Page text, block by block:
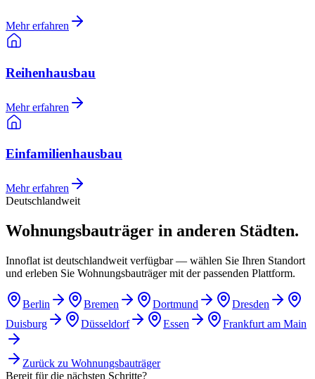
Mehr erfahren
Reihenhausbau
Mehr erfahren
Einfamilienhausbau
Mehr erfahren
Deutschlandweit
Wohnungsbauträger in anderen Städten.
Innoflat ist deutschlandweit verfügbar — wählen Sie Ihren Standort
und erleben Sie Wohnungsbauträger mit der passenden Plattform.
Berlin Bremen Dortmund
Dresden
Duisburg
Düsseldorf Essen Frankfurt am Main
Zurück zu Wohnungsbauträger
Bereit für die nächsten Schritte?